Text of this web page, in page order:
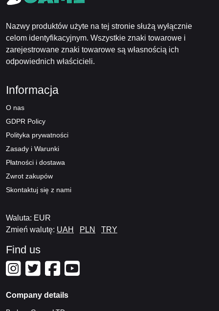
Nazwy produktów użyte na tej stronie służą wyłącznie
celom identyfikacyjnym. Wszystkie znaki towarowe i
zarejestrowane znaki towarowe są własnością ich
odpowiednich właścicieli.
Informacja
O nas
GDPR Policy
Polityka prywatności
Zasady i Warunki
Płatności i dostawa
Zwrot zakupów
Skontaktuj się z nami
Waluta: EUR
Zmień walutę: UAH PLN TRY
Find us
Company details